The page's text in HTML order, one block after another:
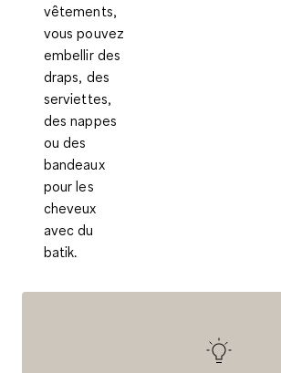
vêtements,
vous pouvez
embellir des
draps, des
serviettes,
des nappes
ou des
bandeaux
pour les
cheveux
avec du
batik.